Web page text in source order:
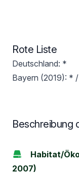
Rote Liste
Deutschland: *
Bayern (2019): *
Beschreibung
Habitat/
2007)